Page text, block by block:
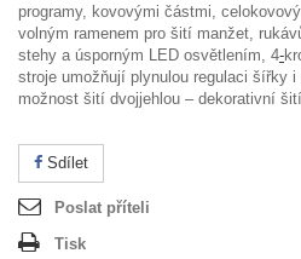
programy, kovovými částmi,
volným ramenem pro šití manžet,
stehy a úsporným LED osvětlením, 4-
stroje umožňují plynulou regulaci šířky
možnost šití dvojjehlou – dekorativní
Sdílet
Poslat příteli
Tisk